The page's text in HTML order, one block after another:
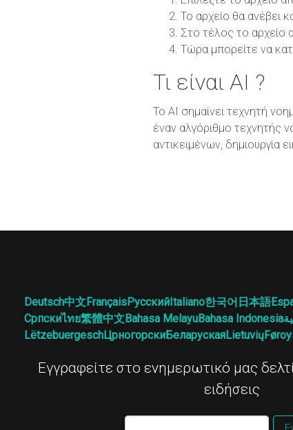
Το αρχείο θα ανέβει
Στο τέλος το αρχείο
Τώρα μπορείτε να
Τι είναι AI ?
Το AI σημαίνει τεχνητή
έναν αλγόριθμο τεχνητής
αντικειμένων, δημιουργία
Deutsch中文FrançaisРусскийItaliano한국어 日本語
Српскиไทย繁體中文Bahasa MelayuBahasa Indonesia
LëtzebuergeschЦрногорскиБеларускаяLietuvių
Εγγραφείτε στο ενημερωτικό μας
ειδήσεις